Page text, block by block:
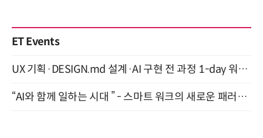
ET Events
UX 기획·DESIGN.md 설계·AI 구현 전 과정 1-day 워크숍 with Claude Code·Codex 9월 15일 개최
“AI와 함께 일하는 시대 ” - 스마트 워크의 새로운 패러다임 (9/11)